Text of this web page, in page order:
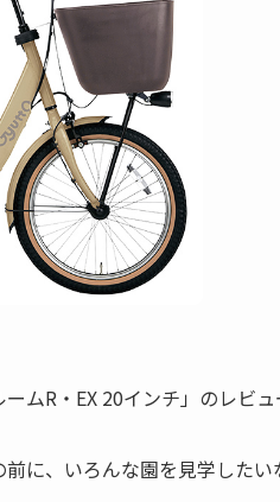
ムR・EX 20インチ」のレビュ
に、いろんな園を見学したい